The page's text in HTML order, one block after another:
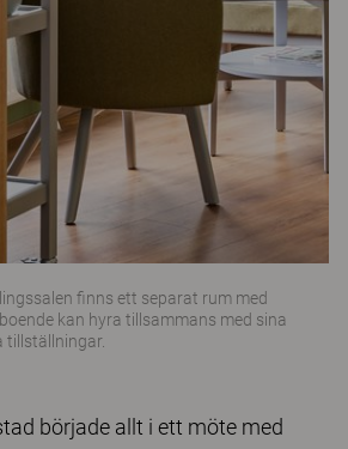
finns ett separat rum med
kan hyra tillsammans med sina
tillställningar.
började allt i ett möte med